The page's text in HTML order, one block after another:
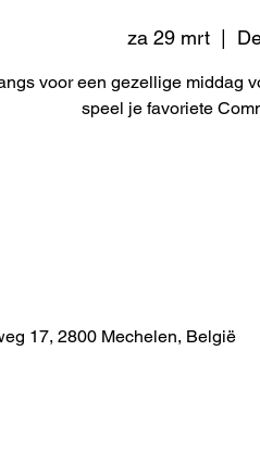
za 29 mrt
  |
voor een gezellige middag
speel je favoriete
17, 2800 Mechelen, België